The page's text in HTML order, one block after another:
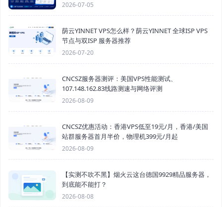
2026-07-05
荫云YINNET VPS怎么样？荫云YINNET 全球ISP VPS
节点与双ISP 服务器推荐
2026-07-20
CNCSZ服务器测评：美国VPS性能测试、
107.148.162.83线路测速与网络评测
2026-08-09
CNCSZ优惠活动：香港VPS低至19元/月，香港/美国
站群服务器首月半价，物理机399元/月起
2026-08-09
【实测不吹不黑】烟火云这台德国9929精品服务器，
到底能不能打？
2026-08-08